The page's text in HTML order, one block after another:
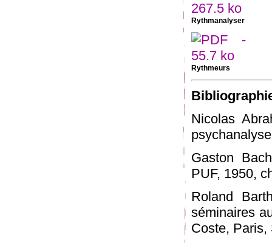
Rythmanalyser
Rythmeurs
Nicolas
Gaston
PUF, 1950,
Roland
séminaires
Coste, Paris,